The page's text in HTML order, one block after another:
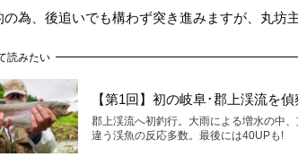
為、後追いでも構わず突き進みますが、丸坊
読みたい
【第1回】初の岐阜･郡上渓流を
郡上渓流へ初釣行。大雨による増水の中
違う渓魚の反応多数。最後には40UPも!